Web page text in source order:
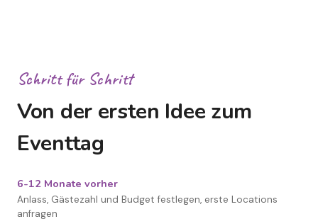
Schritt für Schritt
Von der ersten Idee zum
Eventtag
6-12 Monate vorher
Anlass, Gästezahl und Budget festlegen, erste Locations
anfragen